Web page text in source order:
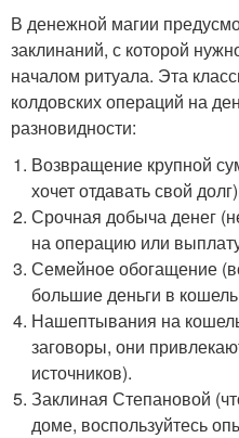
В денежной магии
заклинаний, с которой
началом ритуала. Эта
колдовских операций на
разновидности:
Возвращение крупной
хочет отдавать свой
Срочная добыча денег
на операцию или
Семейное обогащение
большие деньги в
Нашептывания на
заговоры, они
источников).
Заклиная Степановой
доме, воспользуйтесь